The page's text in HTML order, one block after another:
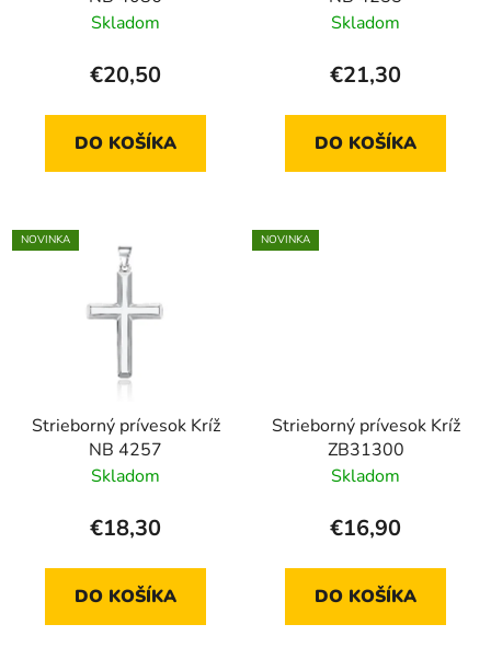
Skladom
€20,50
DO KOŠÍKA
Skladom
€21,30
DO KOŠÍKA
NOVINKA
Strieborný prívesok Kríž
NB 4257
Skladom
€18,30
DO KOŠÍKA
NOVINKA
Strieborný prívesok Kríž
ZB31300
Skladom
€16,90
DO KOŠÍKA